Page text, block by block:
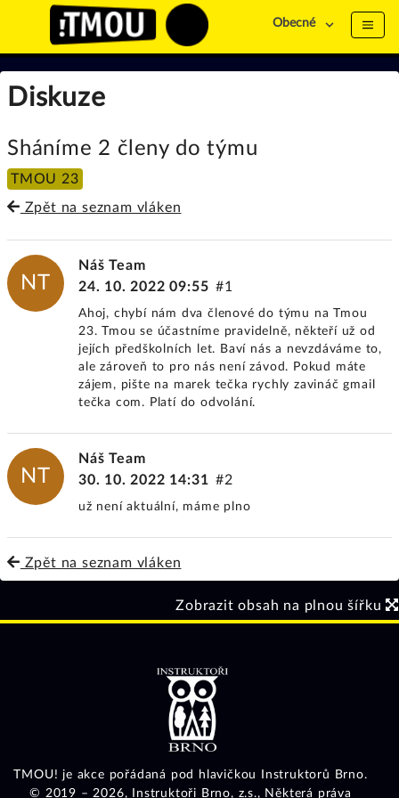
Obecné
Diskuze
Sháníme 2 členy do týmu
TMOU 23
Zpět na seznam vláken
NT
Náš Team
#1
24. 10. 2022 09:55
Ahoj, chybí nám dva členové do týmu na Tmou
23. Tmou se účastníme pravidelně, někteří už od
jejích předškolních let. Baví nás a nevzdáváme to,
ale zároveň to pro nás není závod. Pokud máte
zájem, pište na marek tečka rychly zavináč gmail
tečka com. Platí do odvolání.
NT
Náš Team
#2
30. 10. 2022 14:31
už není aktuální, máme plno
Zpět na seznam vláken
Zobrazit obsah na plnou šířku
TMOU! je akce pořádaná pod hlavičkou Instruktorů Brno.
© 2019 – 2026,
Instruktoři Brno, z.s., Některá práva